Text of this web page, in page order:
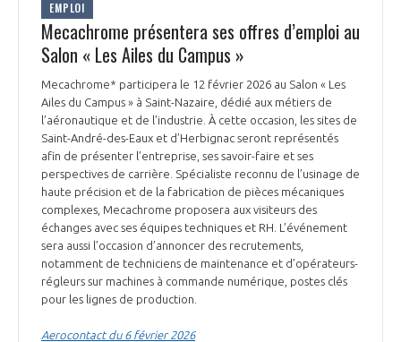
LA MÉDIATION AU-DELÀ DE LA FILIÈRE AÉRONAUTIQUE ET SPATIALE
PRENDRE CONTACT AVEC LE MÉDIATEUR DE LA FILIÈRE
LES ENJEUX
COMPÉTITIVITÉ
EMPLOI & FORMATION
ENVIRONNEMENT
INNOVATION
INTERNATIONALISATION
LES PUBLICATIONS
DOCUMENTS & BROCHURES
RAPPORTS D'ACTIVITÉS
EMPLOI
Mecachrome présentera ses offres d’emploi au
Salon « Les Ailes du Campus »
Mecachrome* participera le 12 février 2026 au Salon « Les
Ailes du Campus » à Saint-Nazaire, dédié aux métiers de
l’aéronautique et de l’industrie. À cette occasion, les sites de
Saint-André-des-Eaux et d’Herbignac seront représentés
afin de présenter l’entreprise, ses savoir-faire et ses
perspectives de carrière. Spécialiste reconnu de l’usinage de
haute précision et de la fabrication de pièces mécaniques
complexes, Mecachrome proposera aux visiteurs des
échanges avec ses équipes techniques et RH. L’événement
sera aussi l’occasion d’annoncer des recrutements,
notamment de techniciens de maintenance et d’opérateurs-
régleurs sur machines à commande numérique, postes clés
pour les lignes de production.
Aerocontact du 6 février 2026